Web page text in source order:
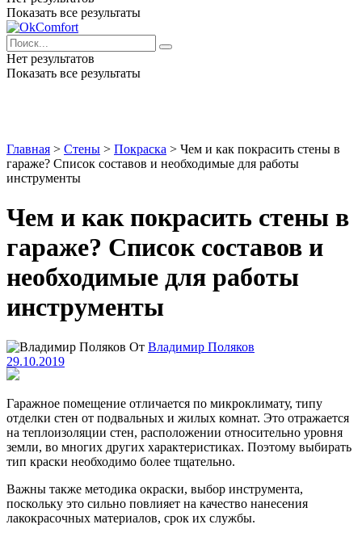
Показать все результаты
Нет результатов
Показать все результаты
Главная > Стены > Покраска > Чем и как покрасить стены в
гараже? Список составов и необходимые для работы
инструменты
Чем и как покрасить стены в
гараже? Список составов и
необходимые для работы
инструменты
От Владимир Поляков
29.10.2019
Гаражное помещение отличается по микроклимату, типу
отделки стен от подвальных и жилых комнат. Это отражается
на теплоизоляции стен, расположении относительно уровня
земли, во многих других характеристиках. Поэтому выбирать
тип краски необходимо более тщательно.
Важны также методика окраски, выбор инструмента,
поскольку это сильно повлияет на качество нанесения
лакокрасочных материалов, срок их службы.